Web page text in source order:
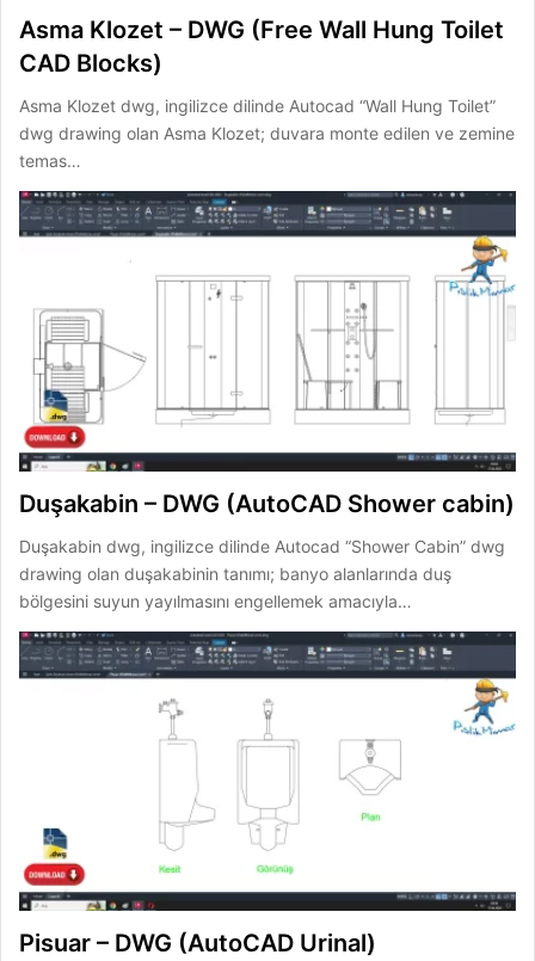
Asma Klozet – DWG (Free Wall Hung Toilet
CAD Blocks)
Asma Klozet dwg, ingilizce dilinde Autocad “Wall Hung Toilet”
dwg drawing olan Asma Klozet; duvara monte edilen ve zemine
temas…
Duşakabin – DWG (AutoCAD Shower cabin)
Duşakabin dwg, ingilizce dilinde Autocad “Shower Cabin” dwg
drawing olan duşakabinin tanımı; banyo alanlarında duş
bölgesini suyun yayılmasını engellemek amacıyla…
Pisuar – DWG (AutoCAD Urinal)